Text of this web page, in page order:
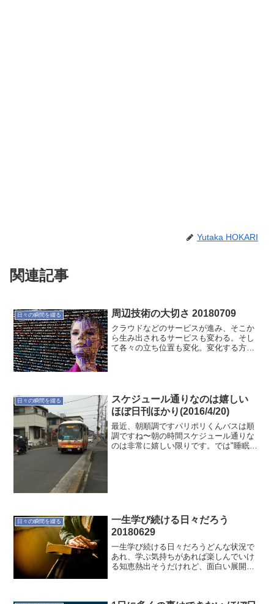
Yutaka HOKARI
関連記事
日々の瞬間を綴る 周辺技術の大切さ 20180709
クラウドなどのサービスが進み、そこか
ら生み出されるサービスも変わる。そし
て各々の立ち位置も変化。変化する方向
日々の瞬間を綴る
スケジュール通りなのは嬉しい
ほぼ日刊ほかり(2016/4/20)
最近、朝順調ですパリポリくんバスは順
調ですね〜朝の時間スケジュール通りな
のは非常に嬉しい限りです。では"睡眠と
日々の瞬間を綴る
一生学び続ける日々だろう
20180629
一生学び続ける日々だろうどんな状況で
あれ、学ぶ気持ちがあれば楽しんでいけ
る知恵熱出そうだけれど、面白い展開が